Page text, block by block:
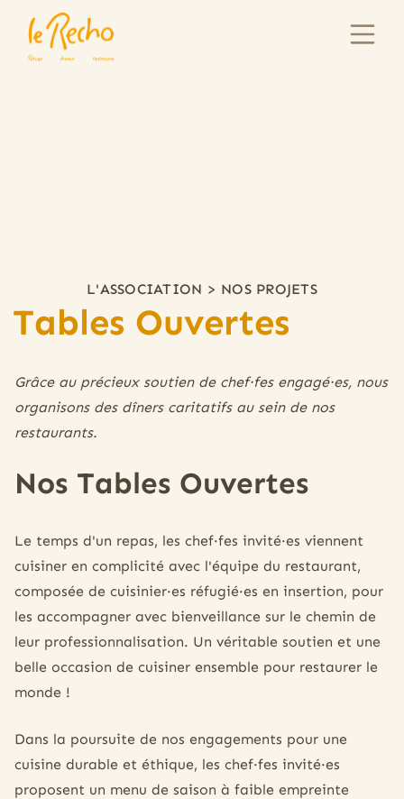
L'ASSOCIATION > NOS PROJETS
Tables Ouvertes
Grâce au précieux soutien de chef·fes engagé·es, nous
organisons des dîners caritatifs au sein de nos
restaurants.
Nos Tables Ouvertes
Le temps d'un repas, les chef·fes invité·es viennent
cuisiner en complicité avec l'équipe du restaurant,
composée de cuisinier·es réfugié·es en insertion, pour
les accompagner avec bienveillance sur le chemin de
leur professionnalisation. Un véritable soutien et une
belle occasion de cuisiner ensemble pour restaurer le
monde !
Dans la poursuite de nos engagements pour une
cuisine durable et éthique, les chef·fes invité·es
proposent un menu de saison à faible empreinte